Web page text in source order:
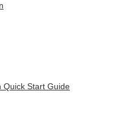
Quick Start Guide